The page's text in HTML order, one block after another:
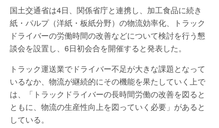
国土交通省は4日、関係省庁と連携し、加工食品に続き
紙・パルプ（洋紙・板紙分野）の物流効率化、トラック
ドライバーの労働時間の改善などについて検討を行う懇
談会を設置し、6日初会合を開催すると発表した。
トラック運送業でドライバー不足が大きな課題となって
いるなか、物流が継続的にその機能を果たしていく上で
は、「トラックドライバーの長時間労働の改善を図ると
ともに、物流の生産性向上を図っていく必要」があると
している。